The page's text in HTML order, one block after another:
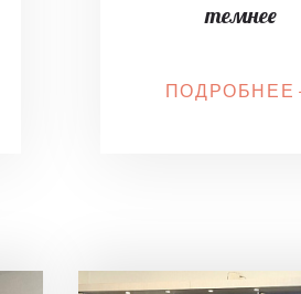
темнее
ПОДРОБНЕЕ